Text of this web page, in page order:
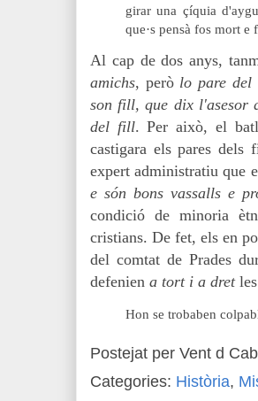
girar una çíquia
que·s pensà fos mort e
Al cap de dos anys,
amichs, però lo pare del
son fill, que dix l'asesor
del fill. Per això, el
castigara els pares
expert administratiu que
e són bons vassalls e
condició de minoria
cristians. De fet, els en
del comtat de Prades
defenien a tort i a dretles
Hon se trobaben
Postejat per Vent d
Categories: Història,